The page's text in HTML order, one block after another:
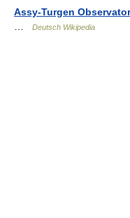
Assy-Turgen
Deutsch Wikipedia